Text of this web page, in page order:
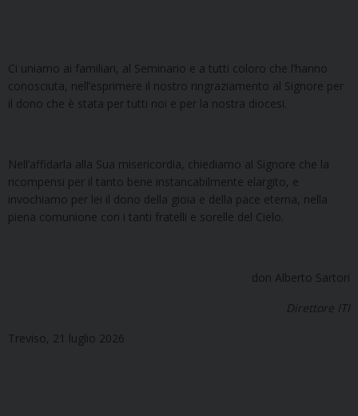
Ci uniamo ai familiari, al Seminario e a tutti coloro che l’hanno
conosciuta, nell’esprimere il nostro ringraziamento al Signore per
il dono che è stata per tutti noi e per la nostra diocesi.
Nell’affidarla alla Sua misericordia, chiediamo al Signore che la
ricompensi per il tanto bene instancabilmente elargito, e
invochiamo per lei il dono della gioia e della pace eterna, nella
piena comunione con i tanti fratelli e sorelle del Cielo.
don Alberto Sartori
Direttore ITI
Treviso, 21 luglio 2026